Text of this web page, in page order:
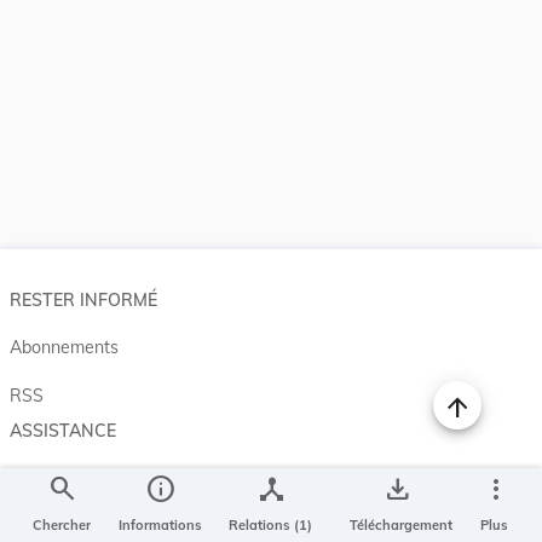
search
Chercher
info
Informations
device_hub
Relations (1)
save_alt
Téléchargement
more_vert
Plus
RESTER INFORMÉ
Abonnements
RSS
ASSISTANCE
Aide et à propos
Projet Casemates